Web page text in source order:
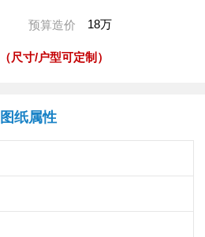
预算造价 18万
（尺寸/户型可定制）
图纸属性